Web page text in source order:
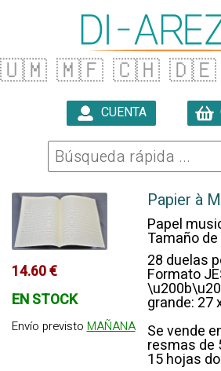
🇺🇲 🇲🇫 🇨🇭 🇩🇪
CUENTA
14.60 €
EN STOCK
Envío previsto MAÑANA
Papier à
Papel
Tamaño
28 duelas
Formato
grande: 27
Se vende
resmas de
15 hojas